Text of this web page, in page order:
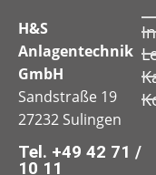
H&S
Anlagentechnik
GmbH
Sandstraße 19
27232 Sulingen
Tel. +49 42 71 /
10 11